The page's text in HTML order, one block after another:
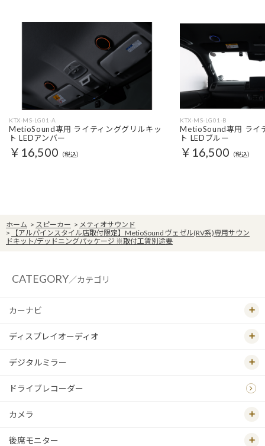
KTX-MS-LG01-A
MetioSound専用 ライティンググリルキッ
ト LEDアンバー
￥16,500 （税込）
KTX-MS-LG01-B
MetioSound専用 ライ
ト LEDブルー
￥16,500 （税込）
ホーム > スピーカー > メティオサウンド
>
【アルパインスタイル店取付限定】MetioSound ヴェゼル(RV系)専用サウン
ドキット/デッドニングパッケージ ※取付工賃別途要
CATEGORY／カテゴリ
カーナビ
ディスプレイオーディオ
デジタルミラー
ドライブレコーダー
カメラ
後席モニター